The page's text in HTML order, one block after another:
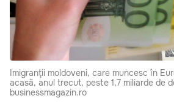
Imigranţii moldoveni, care muncesc în
acasă, anul trecut, peste 1,7 miliarde de
businessmagazin.ro